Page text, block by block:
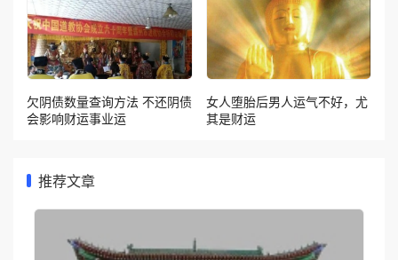
欠阴债数量查询方法 不还阴债
会影响财运事业运
女人堕胎后男人运气不好，尤
其是财运
推荐文章